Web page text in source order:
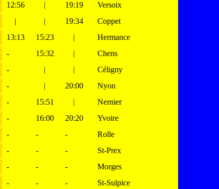
12:56 | 19:19
Versoix
| | 19:34
Coppet
13:13 15:23 |
Hermance
- 15:32 |
Chens
- | |
Céligny
- | 20:00
Nyon
- 15:51 |
Nernier
- 16:00 20:20
Yvoire
- - -
Rolle
- - -
St-Prex
- - -
Morges
- - -
St-Sulpice